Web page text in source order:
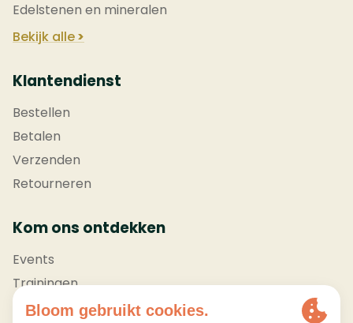
Edelstenen en mineralen
Bekijk alle
Klantendienst
Bestellen
Betalen
Verzenden
Retourneren
Kom ons ontdekken
Events
Trainingen
Showroom